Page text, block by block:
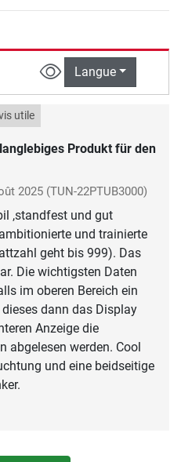
Langue
Produkt für den
utile
2025 (TUN-22PTUB3000)
,standfest und gut
und trainierte
geht bis 999). Das
Die wichtigsten Daten
im oberen Bereich ein
dann das Display
Anzeige die
abgelesen werden. Cool
und eine beidseitige